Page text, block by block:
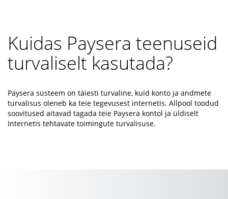
Kuidas Paysera teenuseid
turvaliselt kasutada?
Paysera süsteem on täiesti turvaline, kuid konto ja andmete
turvalisus oleneb ka teie tegevusest internetis. Allpool toodud
soovitused aitavad tagada teie Paysera kontol ja üldiselt
Internetis tehtavate toimingute turvalisuse.